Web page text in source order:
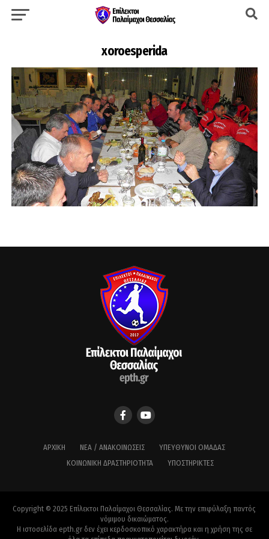
xoroesperida
ΑΡΧΙΚΉ ΝΈΑ / ΑΝΑΚΟΙΝΏΣΕΙΣ
ΥΠΕΎΘΥΝΟΙ ΟΜΆΔΑΣ
ΚΟΙΝΩΝΙΚΉ ΔΡΑΣΤΗΡΙΌΤΗΤΑ
ΥΠΟΣΤΗΡΙΚΤΈΣ
Copyright © 2025 Επίλεκτοι Παλαίμαχοι Θεσσαλίας. Με την επιφύλαξη παντός
νόμιμου δικαιώματος.
Η ιστοσελίδα epth.gr δεν έχει κερδοσκοπικό χαρακτήρα και η χρήση της σε